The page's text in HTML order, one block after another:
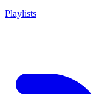
Playlists